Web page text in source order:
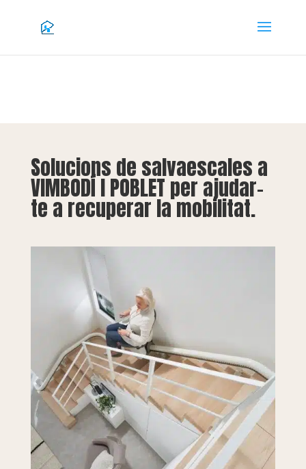
Solucions de salvaescales a
VIMBODÍ I POBLET per ajudar-
te a recuperar la mobilitat.